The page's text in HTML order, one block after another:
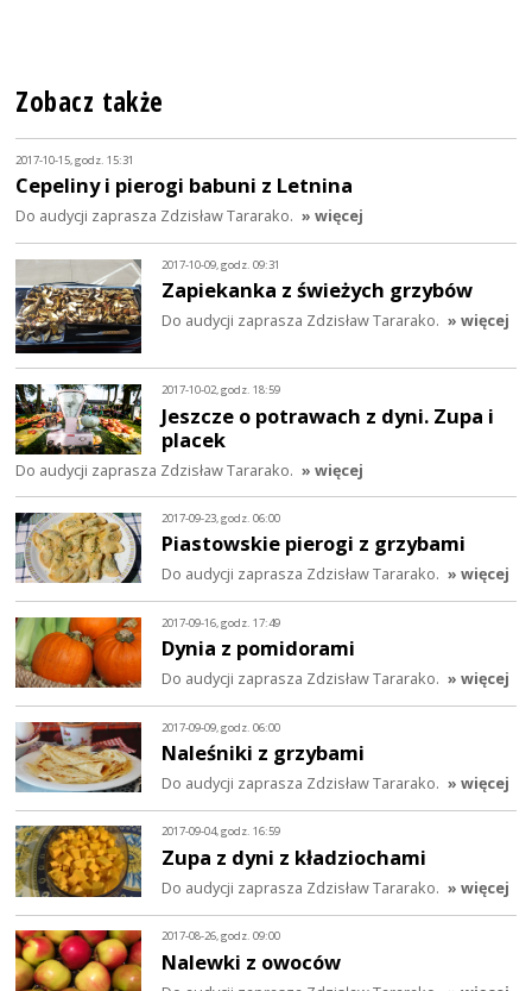
Zobacz także
2017-10-15, godz. 15:31
Cepeliny i pierogi babuni z Letnina
Do audycji zaprasza Zdzisław Tararako. » więcej
2017-10-09, godz. 09:31
Zapiekanka z świeżych grzybów
Do audycji zaprasza Zdzisław Tararako. » więcej
2017-10-02, godz. 18:59
Jeszcze o potrawach z dyni. Zupa i
placek
Do audycji zaprasza Zdzisław Tararako. » więcej
2017-09-23, godz. 06:00
Piastowskie pierogi z grzybami
Do audycji zaprasza Zdzisław Tararako. » więcej
2017-09-16, godz. 17:49
Dynia z pomidorami
Do audycji zaprasza Zdzisław Tararako. » więcej
2017-09-09, godz. 06:00
Naleśniki z grzybami
Do audycji zaprasza Zdzisław Tararako. » więcej
2017-09-04, godz. 16:59
Zupa z dyni z kładziochami
Do audycji zaprasza Zdzisław Tararako. » więcej
2017-08-26, godz. 09:00
Nalewki z owoców